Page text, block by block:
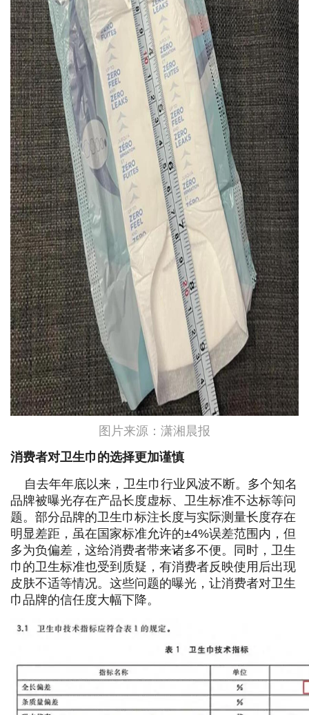
图片来源：潇湘晨报
消费者对卫生巾的选择更加谨慎
自去年年底以来，卫生巾行业风波不断。多个知名
品牌被曝光存在产品长度虚标、卫生标准不达标等问
题。部分品牌的卫生巾标注长度与实际测量长度存在
明显差距，虽在国家标准允许的±4%误差范围内，但
多为负偏差，这给消费者带来诸多不便。同时，卫生
巾的卫生标准也受到质疑，有消费者反映使用后出现
皮肤不适等情况。这些问题的曝光，让消费者对卫生
巾品牌的信任度大幅下降。